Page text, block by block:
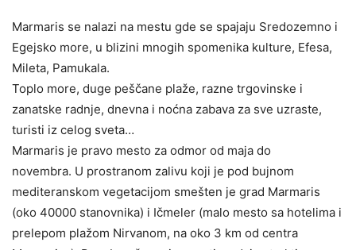
Marmaris se nalazi na mestu gde se spajaju Sredozemno i
Egejsko more, u blizini mnogih spomenika kulture, Efesa,
Mileta, Pamukala.
Toplo more, duge peščane plaže, razne trgovinske i
zanatske radnje, dnevna i noćna zabava za sve uzraste,
turisti iz celog sveta…
Marmaris je pravo mesto za odmor od maja do
novembra. U prostranom zalivu koji je pod bujnom
mediteranskom vegetacijom smešten je grad Marmaris
(oko 40000 stanovnika) i Ičmeler (malo mesto sa hotelima i
prelepom plažom Nirvanom, na oko 3 km od centra